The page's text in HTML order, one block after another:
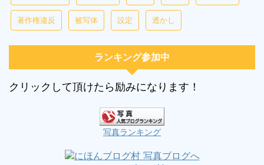
著作権違反 被写体 設定 透かし
ランキング参加中
クリックして頂けたら励みになります！
写真ランキング